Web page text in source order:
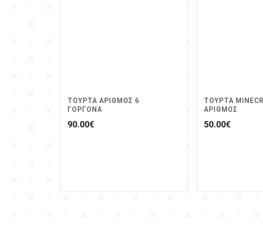
ΤΟΥΡΤΑ ΑΡΙΘΜΟΣ 6
ΓΟΡΓΟΝΑ
90.00€
ΤΟΥΡΤΑ
ΑΡΙΘΜΟΣ
50.00€